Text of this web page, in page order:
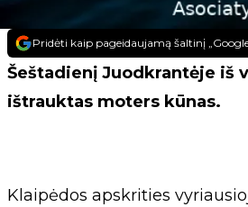
Pridėti kaip pageidaujamą šaltinį
Šeštadienį Juodkrantėje iš
ištrauktas moters kūnas.
Klaipėdos apskrities